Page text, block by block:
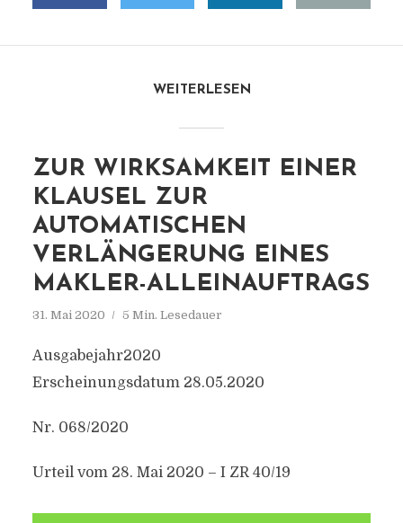
WEITERLESEN
ZUR WIRKSAMKEIT EINER
KLAUSEL ZUR
AUTOMATISCHEN
VERLÄNGERUNG EINES
MAKLER-ALLEINAUFTRAGS
31. Mai 2020 5 Min. Lesedauer
Ausgabejahr2020
Erscheinungsdatum 28.05.2020
Nr. 068/2020
Urteil vom 28. Mai 2020 – I ZR 40/19